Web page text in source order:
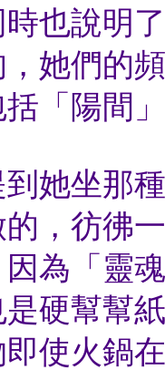
也說明
她們的
「陽間
到她坐那
，彷彿
為「靈
是硬幫幫
使火鍋